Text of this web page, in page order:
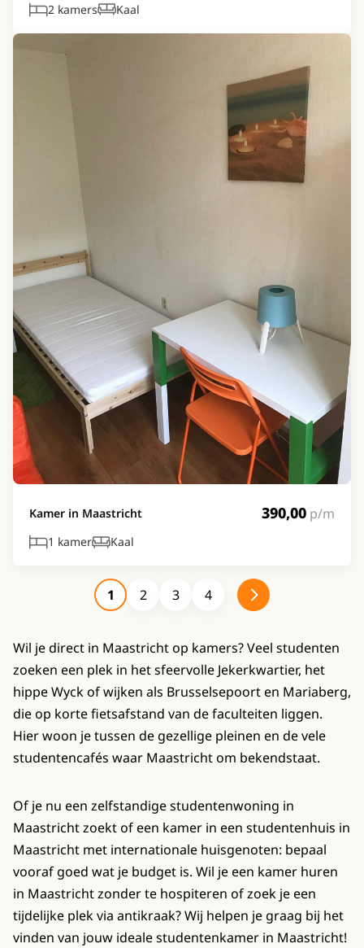
2 kamers Kaal
Kamer in Maastricht 390,00 p/m
1 kamer Kaal
1 2 3 4
Wil je direct in Maastricht op kamers? Veel studenten
zoeken een plek in het sfeervolle Jekerkwartier, het
hippe Wyck of wijken als Brusselsepoort en Mariaberg,
die op korte fietsafstand van de faculteiten liggen.
Hier woon je tussen de gezellige pleinen en de vele
studentencafés waar Maastricht om bekendstaat.
Of je nu een zelfstandige studentenwoning in
Maastricht zoekt of een kamer in een studentenhuis in
Maastricht met internationale huisgenoten: bepaal
vooraf goed wat je budget is. Wil je een kamer huren
in Maastricht zonder te hospiteren of zoek je een
tijdelijke plek via antikraak? Wij helpen je graag bij het
vinden van jouw ideale studentenkamer in Maastricht!